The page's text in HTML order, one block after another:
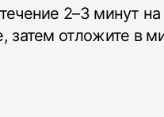
2–3 минут на
затем отложите в